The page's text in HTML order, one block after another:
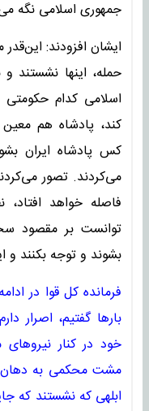
جمهوری اسلامی نگه
ایشان افزودند:
حمله، اینها نشستند
اسلامی کدام
کند، پادشاه هم
کس پادشاه ایران
می‌کردند. تصور
فاصله خواهد
توانست بر مقصود
بشوند و توجه بکنند و
فرمانده کل قوا در
بارها گفتیم، اصرار
خود در کنار نیروهای
مشت محکمی به دهان
ابلهی که نشستند که